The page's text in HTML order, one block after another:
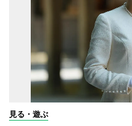
見る・遊ぶ